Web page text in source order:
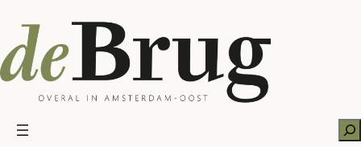
naar
de
inhoud